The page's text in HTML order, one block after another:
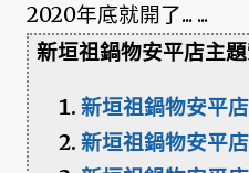
2020年底就開了... ...
新垣祖鍋物安平店主題
新垣祖鍋物安平
新垣祖鍋物安平